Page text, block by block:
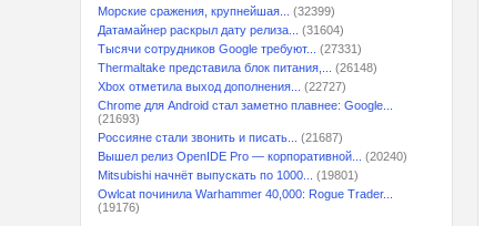
Морские сражения, крупнейшая...
(32399)
Датамайнер раскрыл дату релиза...
(31604)
Тысячи сотрудников Google требуют...
(27331)
Thermaltake представила блок питания,...
(26148)
Xbox отметила выход дополнения...
(22727)
Chrome для Android стал заметно плавнее: Google...
(21693)
Россияне стали звонить и писать...
(21687)
Вышел релиз OpenIDE Pro — корпоративной...
(20240)
Mitsubishi начнёт выпускать по 1000...
(19801)
Owlcat починила Warhammer 40,000: Rogue Trader...
(19176)